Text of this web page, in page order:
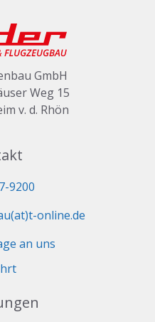
GmbH
Weg 15
v. d. Rhön
9200
online.de
an uns